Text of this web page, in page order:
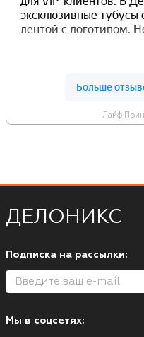
Лайф
ДЕЛОНИКС
Подписка на рассылки:
Мы в соцсетях: